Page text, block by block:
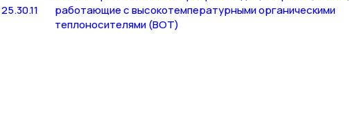
25.30.11
работающие с высокотемпературными органическими
теплоносителями (ВОТ)